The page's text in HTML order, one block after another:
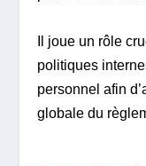
Il joue un rôle
politiques
personnel afin
globale du